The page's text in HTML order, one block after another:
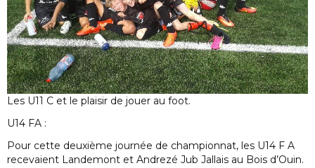
Les U11 C et le plaisir de jouer au foot.
U14 FA :
Pour cette deuxième journée de championnat, les U14 F A
recevaient Landemont et Andrezé Jub Jallais au Bois d’Ouin.